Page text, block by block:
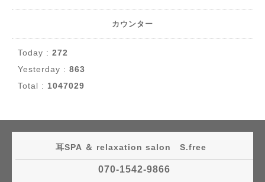
カウンター
Today : 272
Yesterday : 863
Total : 1047029
耳SPA ＆ relaxation salon S.free
070-1542-9866